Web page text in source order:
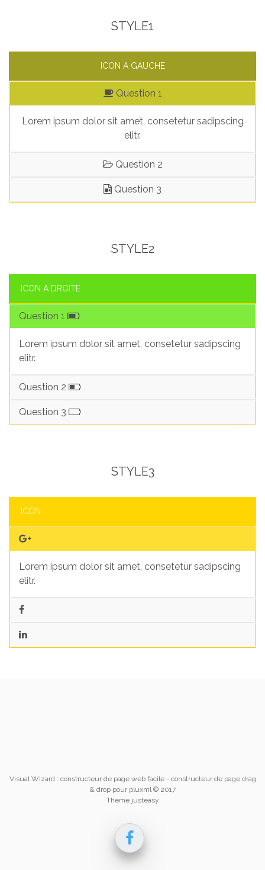
STYLE1
ICON A GAUCHE
Question 1
Lorem ipsum dolor sit amet, consetetur sadipscing
elitr.
Question 2
Question 3
STYLE2
ICON A DROITE
Question 1
Lorem ipsum dolor sit amet, consetetur sadipscing
elitr.
Question 2
Question 3
STYLE3
ICON
Lorem ipsum dolor sit amet, consetetur sadipscing
elitr.
Visual Wizard : constructeur de page web facile- constructeur de page drag
& drop pour pluxml © 2017
Thème justeasy